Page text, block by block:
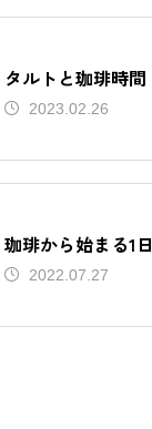
タルトと珈琲時間
2023.02.26
珈琲から始まる1日
2022.07.27